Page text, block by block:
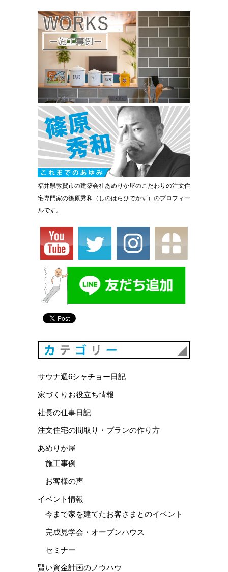
福井県敦賀市の建築会社あめりか屋のこだわりの注文住
宅専門家の篠原秀和（しのはらひでかず）のプロフィー
ルです。
サウナ週6シャチョー日記
家づくりお役立ち情報
社長の仕事日記
注文住宅の間取り・プランの作り方
あめりか屋
施工事例
お客様の声
イベント情報
今まで家を建てたお客さまとのイベント
完成見学会・オープンハウス
セミナー
賢い資金計画のノウハウ